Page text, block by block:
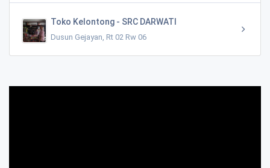
Toko Kelontong - SRC DARWATI
Dusun Gejayan, Rt 02 Rw 06